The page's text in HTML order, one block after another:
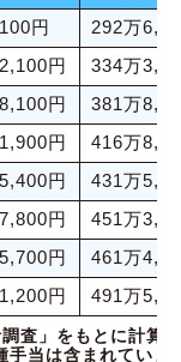
円
292万
円
334万
円
381万
円
416万
円
431万
円
451万
円
461万
円 491万
査」をもとに計算。
当は含まれていま